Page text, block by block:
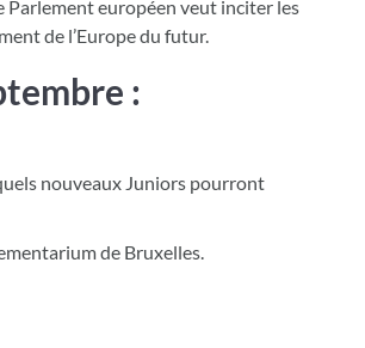
Parlement européen veut inciter les
de l’Europe du futur.
:
nouveaux Juniors pourront
de Bruxelles.